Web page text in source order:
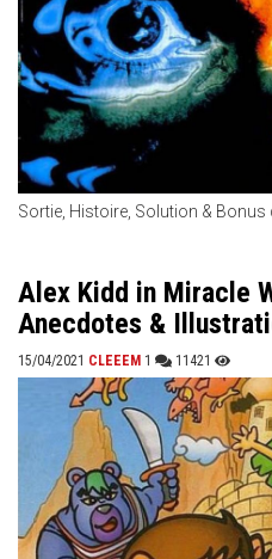
Sortie, Histoire, Solution &
Alex Kidd in Miracle
Anecdotes &
15/04/2021 CLEEEM 1 11421